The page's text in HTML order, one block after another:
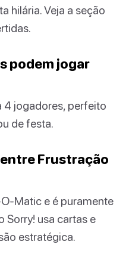
hilária. Veja a seção
podem jogar
4 jogadores, perfeito
de festa.
Frustração
Matic e é puramente
Sorry! usa cartas e
estratégica.